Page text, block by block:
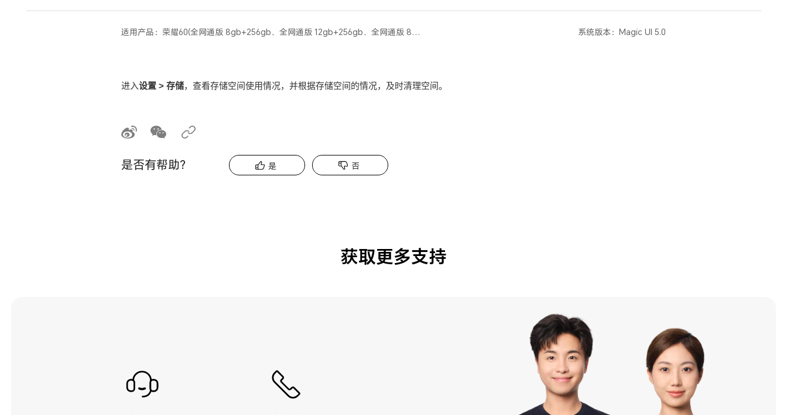
适用产品： 荣耀60(全网通版 8gb+256gb、全网通版 12gb+256gb、全网通版 8gb+128gb、移动全网通版 8gb+256gb) 系统版本：Magic UI 5.0
进入设置> 存储，查看存储空间使用情况，并根据存储空间的情况，及时清理空间。
是否有帮助？ 是 否
获取更多支持